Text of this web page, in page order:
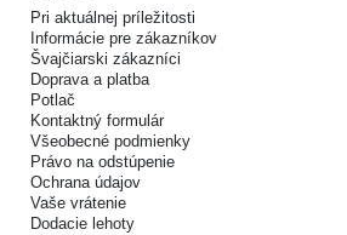
Pri aktuálnej príležitosti
Informácie pre zákazníkov
Švajčiarski zákazníci
Doprava a platba
Potlač
Kontaktný formulár
Všeobecné podmienky
Právo na odstúpenie
Ochrana údajov
Vaše vrátenie
Dodacie lehoty